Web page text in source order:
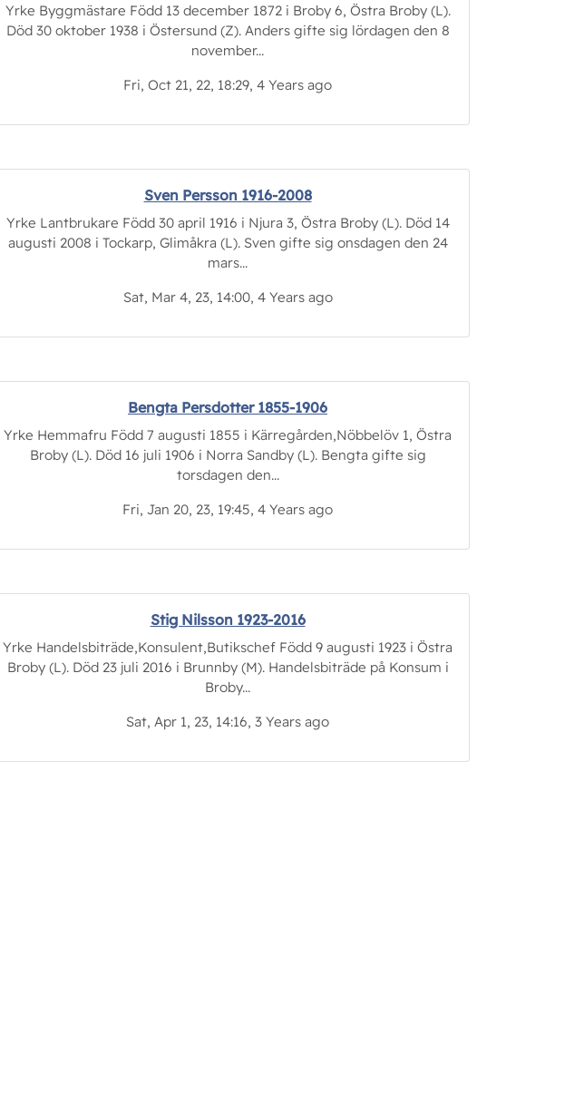
Yrke Byggmästare Född 13 december 1872 i Broby 6, Östra Broby (L).
Död 30 oktober 1938 i Östersund (Z). Anders gifte sig lördagen den 8
november...
Fri, Oct 21, 22, 18:29, 4 Years ago
Sven Persson 1916-2008
Yrke Lantbrukare Född 30 april 1916 i Njura 3, Östra Broby (L). Död 14
augusti 2008 i Tockarp, Glimåkra (L). Sven gifte sig onsdagen den 24
mars...
Sat, Mar 4, 23, 14:00, 4 Years ago
Bengta Persdotter 1855-1906
Yrke Hemmafru Född 7 augusti 1855 i Kärregården,Nöbbelöv 1, Östra
Broby (L). Död 16 juli 1906 i Norra Sandby (L). Bengta gifte sig
torsdagen den...
Fri, Jan 20, 23, 19:45, 4 Years ago
Stig Nilsson 1923-2016
Yrke Handelsbiträde,Konsulent,Butikschef Född 9 augusti 1923 i Östra
Broby (L). Död 23 juli 2016 i Brunnby (M). Handelsbiträde på Konsum i
Broby...
Sat, Apr 1, 23, 14:16, 3 Years ago